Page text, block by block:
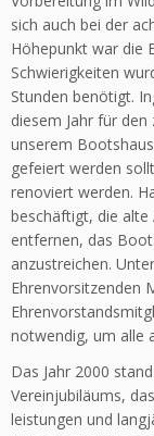
sich auch bei der
Höhepunkt war die
Schwierigkeiten
Stunden benötigt.
diesem Jahr für
unserem
gefeiert werden
renoviert werden.
beschäftigt, die alte
entfernen, das
anzustreichen.
Ehrenvorsitzenden
notwendig, um alle
Das Jahr 2000
Vereinjubiläums,
leistungen und